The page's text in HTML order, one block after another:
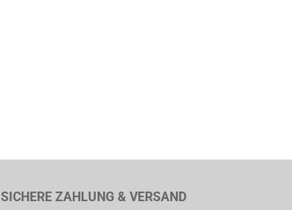
SICHERE ZAHLUNG & VERSAND